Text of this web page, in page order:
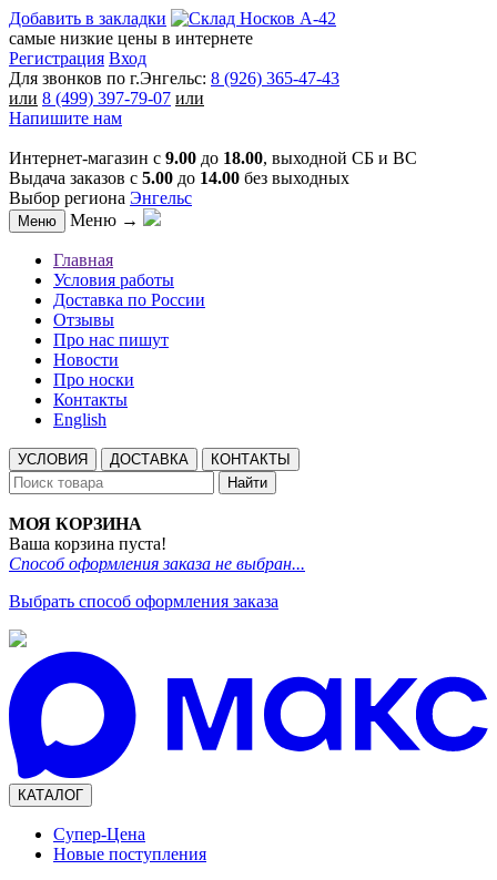
Добавить в закладки
самые низкие цены в интернете
Регистрация Вход
Для звонков по г.Энгельс: 8 (926) 365-47-43
или 8 (499) 397-79-07 или
Напишите нам
Интернет-магазин с 9.00 до 18.00, выходной СБ и ВС
Выдача заказов с 5.00 до 14.00 без выходных
Выбор региона Энгельс
Меню Меню →
Главная
Условия работы
Доставка по России
Отзывы
Про нас пишут
Новости
Про носки
Контакты
English
УСЛОВИЯ ДОСТАВКА
КОНТАКТЫ
Найти
МОЯ КОРЗИНА
Ваша корзина пуста!
Способ оформления заказа не выбран...
Выбрать способ оформления заказа
КАТАЛОГ
Супер-Цена
Новые поступления